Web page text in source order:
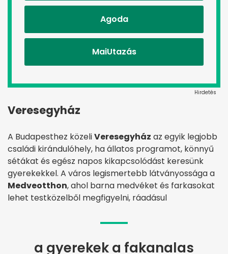
Agoda
MaiUtazás
Hirdetés
Veresegyház
A Budapesthez közeliVeresegyház az egyik legjobb
családi kirándulóhely, ha állatos programot, könnyű
sétákat és egész napos kikapcsolódást keresünk
gyerekekkel. A város legismertebb látványossága a
Medveotthon, ahol barna medvéket és farkasokat
lehet testközelből megfigyelni, ráadásul
a gyerekek a fakanalas